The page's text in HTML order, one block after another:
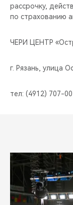
рассрочку,
по страхованию
ЧЕРИ ЦЕНТР
г. Рязань, улица
тел: (4912) 707-